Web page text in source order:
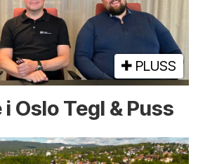
PLUSS
Oslo Tegl & Puss